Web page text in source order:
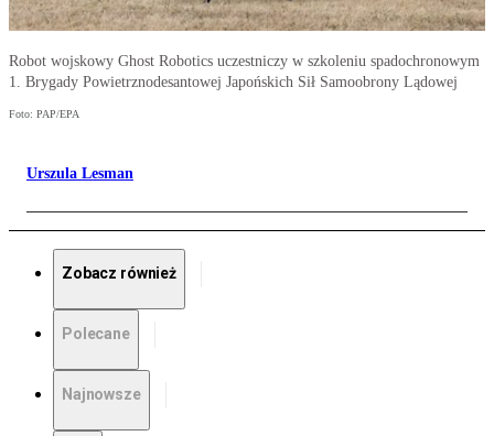
Robot wojskowy Ghost Robotics uczestniczy w szkoleniu spadochronowym
1. Brygady Powietrznodesantowej Japońskich Sił Samoobrony Lądowej
Foto: PAP/EPA
Urszula Lesman
Zobacz również
Polecane
Najnowsze